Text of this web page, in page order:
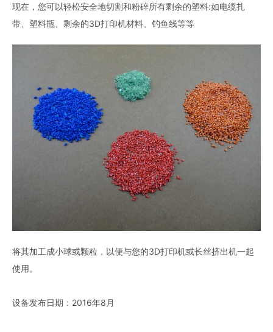
现在，您可以轻松安全地切割和粉碎所有剩余的塑料:如电缆扎
带、塑料瓶、剩余的3D打印机材料、钓鱼线等等
将其加工成小球或颗粒，以便与您的3D打印机或长丝挤出机一起
使用。
设备发布日期：2016年8月